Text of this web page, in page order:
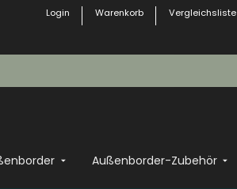
Login Warenkorb Vergleichsliste
Außenborder-Zubehör